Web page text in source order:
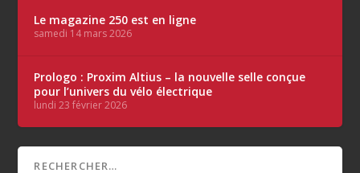
Le magazine 250 est en ligne
samedi 14 mars 2026
Prologo : Proxim Altius – la nouvelle selle conçue
pour l’univers du vélo électrique
lundi 23 février 2026